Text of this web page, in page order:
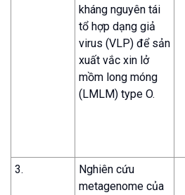
kháng nguyên tái
tổ hợp dạng giả
virus (VLP) để sản
xuất vắc xin lở
mồm long móng
(LMLM) type O.
3.
Nghiên cứu
metagenome của